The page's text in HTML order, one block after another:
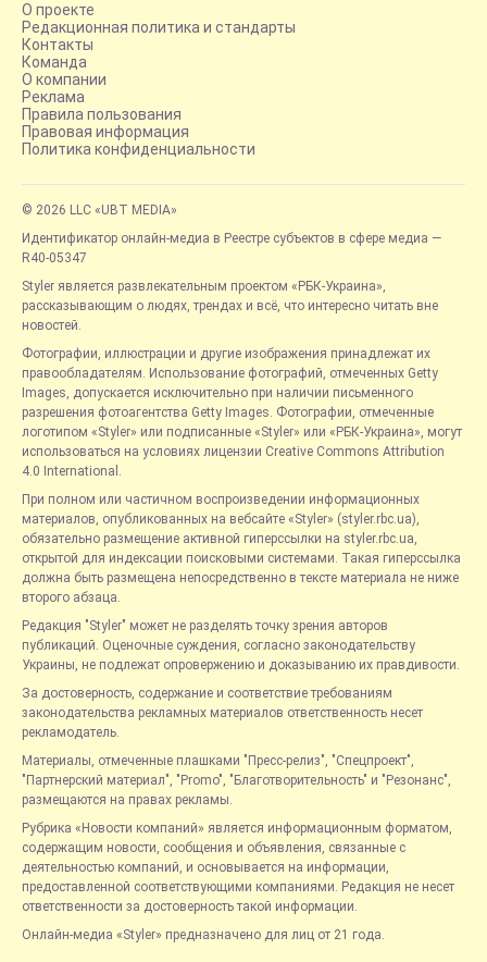
О проекте
Редакционная политика и стандарты
Контакты
Команда
О компании
Реклама
Правила пользования
Правовая информация
Политика конфиденциальности
© 2026 LLC «UBT MEDIA»
Идентификатор онлайн-медиа в Реестре субъектов в сфере медиа —
R40-05347
Styler является развлекательным проектом «РБК-Украина»,
рассказывающим о людях, трендах и всё, что интересно читать вне
новостей.
Фотографии, иллюстрации и другие изображения принадлежат их
правообладателям. Использование фотографий, отмеченных Getty
Images, допускается исключительно при наличии письменного
разрешения фотоагентства Getty Images. Фотографии, отмеченные
логотипом «Styler» или подписанные «Styler» или «РБК-Украина», могут
использоваться на условиях лицензии Creative Commons Attribution
4.0 International.
При полном или частичном воспроизведении информационных
материалов, опубликованных на вебсайте «Styler» (styler.rbc.ua),
обязательно размещение активной гиперссылки на styler.rbc.ua,
открытой для индексации поисковыми системами. Такая гиперссылка
должна быть размещена непосредственно в тексте материала не ниже
второго абзаца.
Редакция "Styler" может не разделять точку зрения авторов
публикаций. Оценочные суждения, согласно законодательству
Украины, не подлежат опровержению и доказыванию их правдивости.
За достоверность, содержание и соответствие требованиям
законодательства рекламных материалов ответственность несет
рекламодатель.
Материалы, отмеченные плашками "Пресс-релиз", "Спецпроект",
"Партнерский материал", "Promo", "Благотворительность" и "Резонанс",
размещаются на правах рекламы.
Рубрика «Новости компаний» является информационным форматом,
содержащим новости, сообщения и объявления, связанные с
деятельностью компаний, и основывается на информации,
предоставленной соответствующими компаниями. Редакция не несет
ответственности за достоверность такой информации.
Онлайн-медиа «Styler» предназначено для лиц от 21 года.